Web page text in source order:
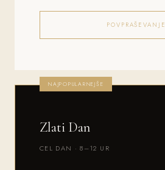
POVPRAŠEVANJE
NAJPOPULARNEJŠE
Zlati Dan
CEL DAN · 8–12 UR